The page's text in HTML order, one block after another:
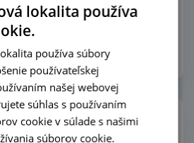
60P
lokalita používa
používa súbory
používateľskej
našej webovej
súhlas s používaním
cookie v súlade s našimi
súborov cookie.